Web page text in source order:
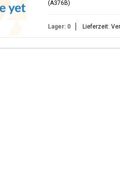
(A376B)
Lager: 0 Lieferzeit: